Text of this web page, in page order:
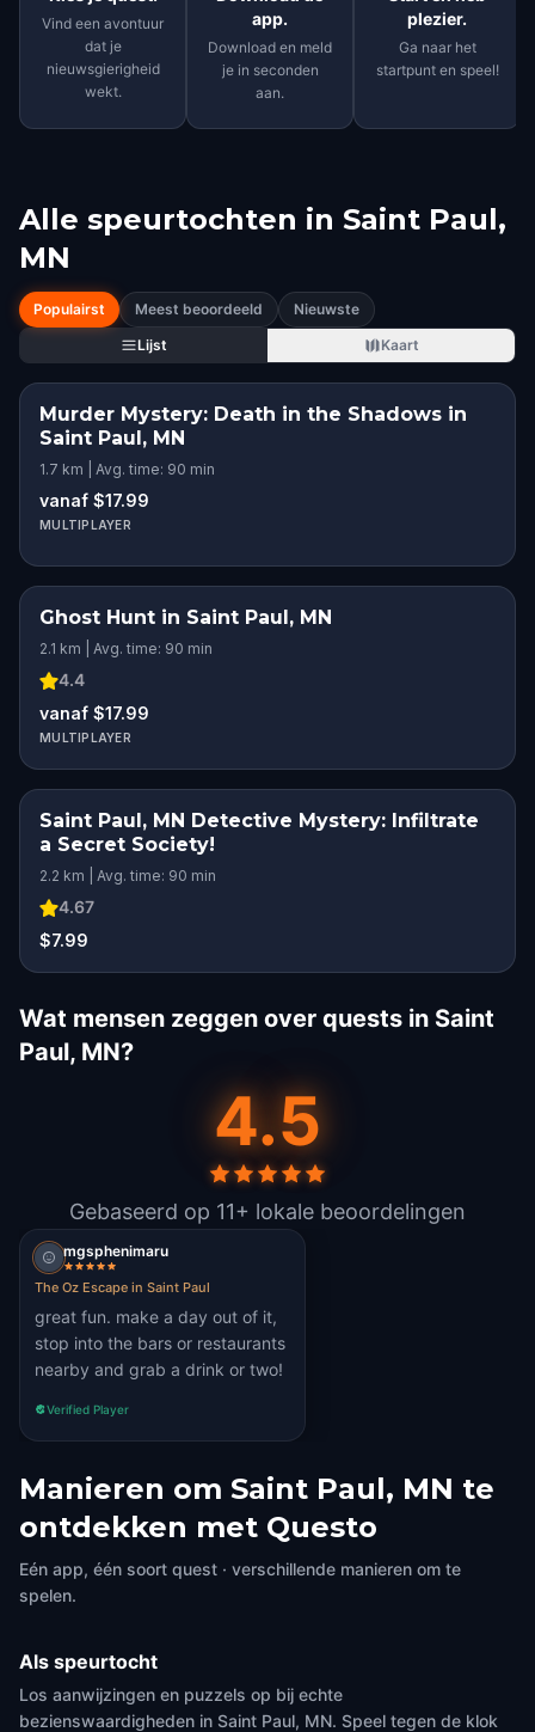
Vind een avontuur
dat je
nieuwsgierigheid
wekt.
app.
Download en meld
je in seconden
aan.
plezier.
Ga naar het
startpunt en speel!
Alle speurtochten in Saint Paul,
MN
Populairst Meest beoordeeld
Nieuwste
Lijst
Kaart
Murder Mystery: Death in the Shadows in
Saint Paul, MN
1.7 km | Avg. time: 90 min
vanaf $17.99
MULTIPLAYER
Ghost Hunt in Saint Paul, MN
2.1 km | Avg. time: 90 min
4.4
vanaf $17.99
MULTIPLAYER
Saint Paul, MN Detective Mystery: Infiltrate
a Secret Society!
2.2 km | Avg. time: 90 min
4.67
$7.99
Wat mensen zeggen over quests in Saint
Paul, MN?
4.5
Gebaseerd op 11+ lokale beoordelingen
mgsphenimaru
The Oz Escape in Saint Paul
great fun. make a day out of it,
stop into the bars or restaurants
nearby and grab a drink or two!
Verified Player
Manieren om Saint Paul, MN te
ontdekken met Questo
Eén app, één soort quest · verschillende manieren om te
spelen.
Als speurtocht
Los aanwijzingen en puzzels op bij echte
bezienswaardigheden in Saint Paul, MN. Speel tegen de klok